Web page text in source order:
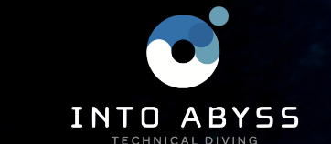
Aachtopf